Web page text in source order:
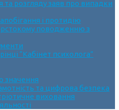
розгляду заяв про випадки
і протидію
поводженню з
“Кабінет психолога”
значення
та цифрова безпека
виховання